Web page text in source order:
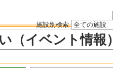
施設別検索
（イベント情報）